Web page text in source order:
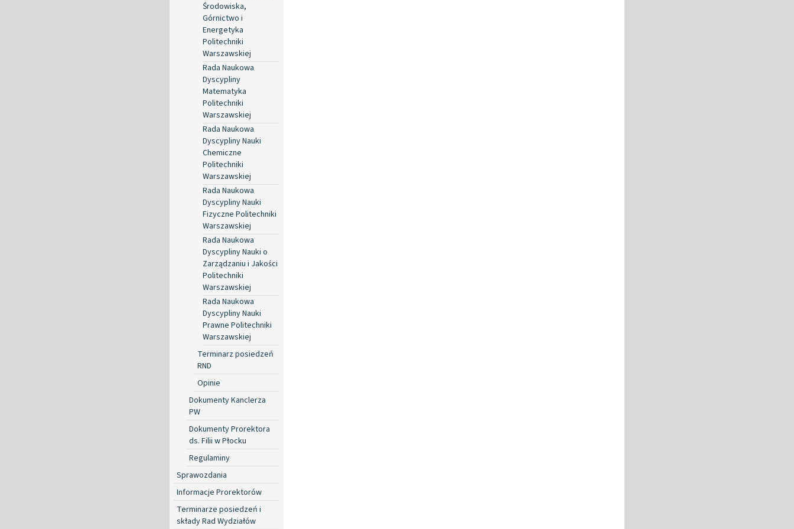
Środowiska,
Górnictwo i
Energetyka
Politechniki
Warszawskiej
Rada Naukowa
Dyscypliny
Matematyka
Politechniki
Warszawskiej
Rada Naukowa
Dyscypliny Nauki
Chemiczne
Politechniki
Warszawskiej
Rada Naukowa
Dyscypliny Nauki
Fizyczne Politechniki
Warszawskiej
Rada Naukowa
Dyscypliny Nauki o
Zarządzaniu i Jakości
Politechniki
Warszawskiej
Rada Naukowa
Dyscypliny Nauki
Prawne Politechniki
Warszawskiej
Terminarz posiedzeń
RND
Opinie
Dokumenty Kanclerza
PW
Dokumenty Prorektora
ds. Filii w Płocku
Regulaminy
Sprawozdania
Informacje Prorektorów
Terminarze posiedzeń i
składy Rad Wydziałów